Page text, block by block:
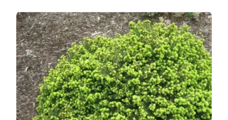
СПЕЦПРЕДЛОЖЕНИЯ
ГОТОВЫЕ РЕШЕНИЯ
О НАС
УСЛОВИЯ РАБОТЫ